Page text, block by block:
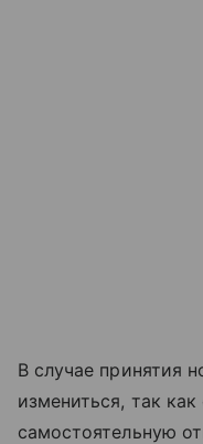
В случае принятия
измениться, так
самостоятельную